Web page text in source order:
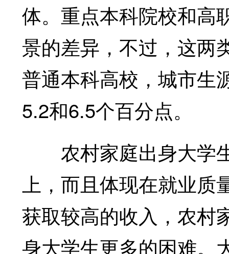
体。重点本科院校和高
景的差异，不过，这两
普通本科高校，城市生
5.2和6.5个百分点。
农村家庭出身大学
上，而且体现在就业质
获取较高的收入，农村
身大学生更多的困难。